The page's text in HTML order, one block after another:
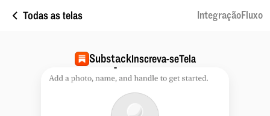
Todas as telas IntegraçãoFluxo
SubstackInscreva-seTela